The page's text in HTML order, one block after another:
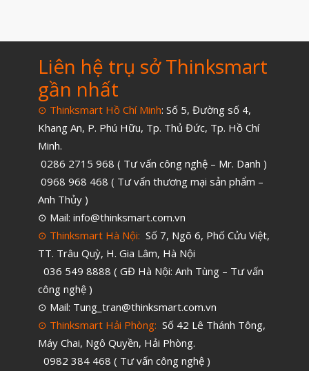
Triển khai
Vật liệu
Y Tế
Liên hệ trụ sở Thinksmart
gần nhất
⊙ Thinksmart Hồ Chí Minh: Số 5, Đường số 4,
Khang An, P. Phú Hữu, Tp. Thủ Đức, Tp. Hồ Chí
Minh.
0286 2715 968 ( Tư vấn công nghệ – Mr. Danh )
0968 968 468 ( Tư vấn thương mại sản phẩm –
Anh Thủy )
⊙ Mail: info@thinksmart.com.vn
⊙ Thinksmart Hà Nội: Số 7, Ngõ 6, Phố Cửu Việt,
TT. Trâu Quỳ, H. Gia Lâm, Hà Nội
036 549 8888 ( GĐ Hà Nội: Anh Tùng – Tư vấn
công nghệ )
⊙ Mail: Tung_tran@thinksmart.com.vn
⊙ Thinksmart Hải Phòng: Số 42 Lê Thánh Tông,
Máy Chai, Ngô Quyền, Hải Phòng.
0982 384 468 ( Tư vấn công nghệ )